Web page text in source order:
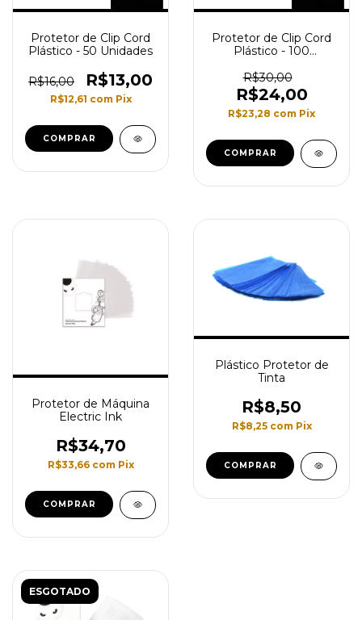
Protetor de Clip Cord
Plástico - 50 Unidades
R$16,00 R$13,00
R$12,61 com Pix
COMPRAR
Protetor de Clip Cord
Plástico - 100
R$30,00
R$24,00
R$23,28 com Pix
COMPRAR
Protetor de Máquina
Electric Ink
R$34,70
R$33,66 com Pix
COMPRAR
Plástico Protetor de
Tinta
R$8,50
R$8,25 com Pix
ESGOTADO